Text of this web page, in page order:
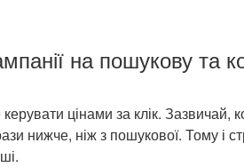
на пошукову та
цінами за клік. Зазвичай,
нижче, ніж з пошукової. Тому і